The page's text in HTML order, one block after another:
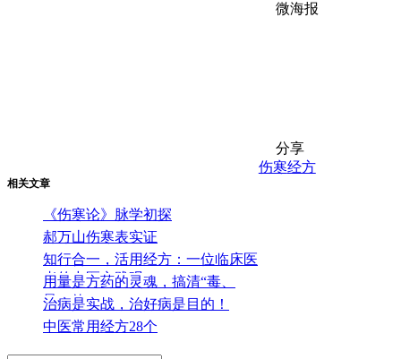
微海报
分享
相关文章
《伤寒论》脉学初探
郝万山伤寒表实证
知行合一，活用经方：一位临床医
者的中医实践观
用量是方药的灵魂，搞清“毒、
量、效”！
治病是实战，治好病是目的！
中医常用经方28个
伤寒经方